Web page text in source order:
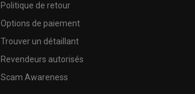
Politique de retour
Options de paiement
Trouver un détaillant
Revendeurs autorisés
Scam Awareness